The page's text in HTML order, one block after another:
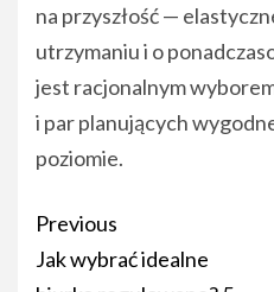
na przyszłość —
utrzymaniu i o
jest racjonalnym
i par planujących
poziomie.
Post
navigation
Previous
Jak wybrać idealne